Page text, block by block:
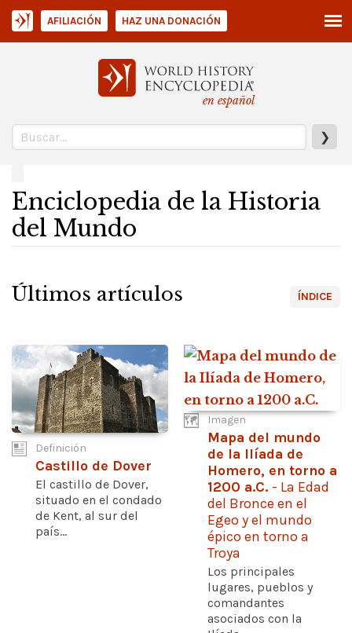
en español
❯
AFILIACIÓN HAZ UNA DONACIÓN
Enciclopedia de la Historia
del Mundo
ÍNDICE
Últimos artículos
Definición
Castillo de Dover
El castillo de Dover,
situado en el condado
de Kent, al sur del
país...
Imagen
Mapa del mundo
de la Ilíada de
Homero, en torno a
1200 a.C. - La Edad
del Bronce en el
Egeo y el mundo
épico en torno a
Troya
Los principales
lugares, pueblos y
comandantes
asociados con la